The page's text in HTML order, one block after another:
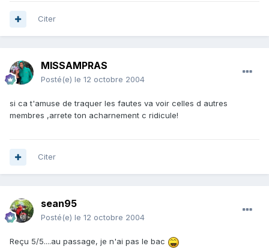
Citer
MISSAMPRAS
Posté(e) le 12 octobre 2004
si ca t'amuse de traquer les fautes va voir celles d autres
membres ,arrete ton acharnement c ridicule!
Citer
sean95
Posté(e) le 12 octobre 2004
Reçu 5/5....au passage, je n'ai pas le bac